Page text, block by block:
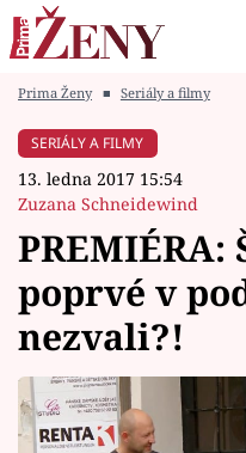
Módní alarm
Témata
Celebrity
Vztahy
Prima Ženy ■ Seriály a filmy
SERIÁLY A FILMY
13. ledna 2017 15:54
Zuzana Schneidewind
poprvé v
nezvali?!